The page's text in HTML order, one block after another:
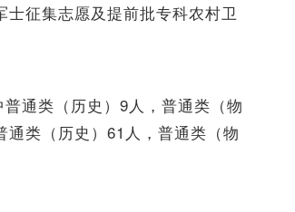
征集志愿及提前批专科农村卫
通类（历史）9人，普通类（物
类（历史）61人，普通类（物